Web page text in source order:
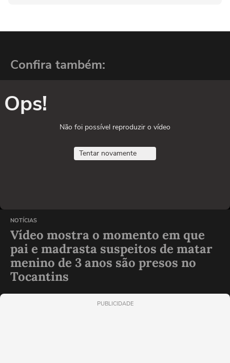
Confira também:
Ops!
Não foi possível reproduzir o vídeo
Tentar novamente
NOTÍCIAS
Vídeo mostra o momento em que
pai e madrasta suspeitos de matar
menino de 3 anos são presos no
Tocantins
PUBLICIDADE